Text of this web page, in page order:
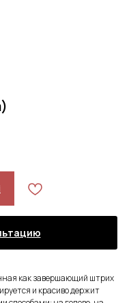
как завершающий штрих
и красиво держит